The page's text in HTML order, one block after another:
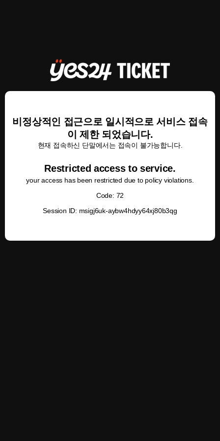
비정상적인 접근으로 일시적으로 서비스 접속
이 제한 되었습니다.
현재 접속하신 단말에서는 접속이 불가능합니다.
Restricted access to service.
your access has been restricted due to policy violations.
Code: 72
Session ID: msigj6uk-aybw4hdyy64xj80b3qg